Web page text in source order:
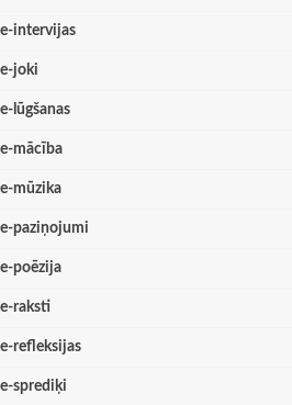
e-intervijas
e-joki
e-lūgšanas
e-mācība
e-mūzika
e-paziņojumi
e-poēzija
e-raksti
e-refleksijas
e-sprediķi